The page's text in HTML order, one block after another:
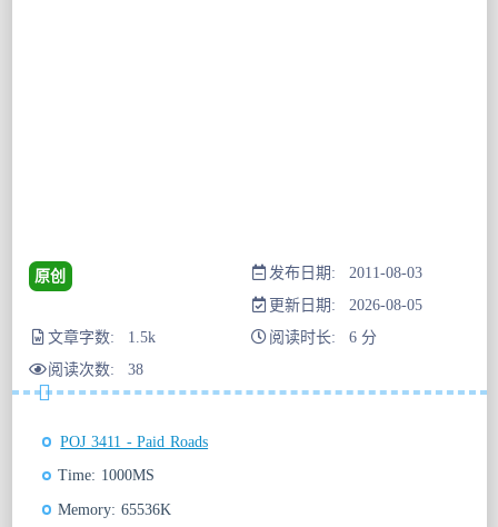
原创
发布日期: 2011-08-03
更新日期: 2026-08-05
文章字数: 1.5k
阅读时长: 6 分
阅读次数: 38
POJ 3411 - Paid Roads
Time: 1000MS
Memory: 65536K